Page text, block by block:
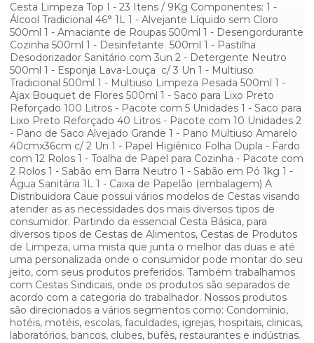
Cesta Limpeza Top I - 23 Itens / 9Kg Componentes: 1 -
Álcool Tradicional 46° 1L 1 - Alvejante Líquido sem Cloro
500ml 1 - Amaciante de Roupas 500ml 1 - Desengordurante
Cozinha 500ml 1 - Desinfetante 500ml 1 - Pastilha
Desodorizador Sanitário com 3un 2 - Detergente Neutro
500ml 1 - Esponja Lava-Louça c/ 3 Un 1 - Multiuso
Tradicional 500ml 1 - Multiuso Limpeza Pesada 500ml 1 -
Ajax Bouquet de Flores 500ml 1 - Saco para Lixo Preto
Reforçado 100 Litros - Pacote com 5 Unidades 1 - Saco para
Lixo Preto Reforçado 40 Litros - Pacote com 10 Unidades 2
- Pano de Saco Alvejado Grande 1 - Pano Multiuso Amarelo
40cmx36cm c/ 2 Un 1 - Papel Higiênico Folha Dupla - Fardo
com 12 Rolos 1 - Toalha de Papel para Cozinha - Pacote com
2 Rolos 1 - Sabão em Barra Neutro 1 - Sabão em Pó 1kg 1 -
Água Sanitária 1L 1 - Caixa de Papelão (embalagem) A
Distribuidora Caue possui vários modelos de Cestas visando
atender as as necessidades dos mais diversos tipos de
consumidor. Partindo da essencial Cesta Básica, para
diversos tipos de Cestas de Alimentos, Cestas de Produtos
de Limpeza, uma mista que junta o melhor das duas e até
uma personalizada onde o consumidor pode montar do seu
jeito, com seus produtos preferidos. Também trabalhamos
com Cestas Sindicais, onde os produtos são separados de
acordo com a categoria do trabalhador. Nossos produtos
são direcionados a vários segmentos como: Condomínio,
hotéis, motéis, escolas, faculdades, igrejas, hospitais, clinicas,
laboratórios, bancos, clubes, bufês, restaurantes e indústrias.